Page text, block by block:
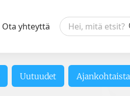
Ota yhteyttä
Uutuudet Ajankohtaista